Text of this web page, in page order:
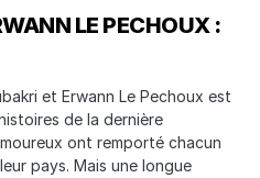
LE PECHOUX :
et Erwann Le Pechoux est
de la dernière
ont remporté chacun
pays. Mais une longue